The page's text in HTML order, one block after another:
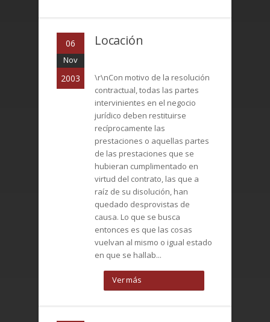
06
Nov
2003
Locación
\r\nCon motivo de la resolución
contractual, todas las partes
intervinientes en el negocio
jurídico deben restituirse
recíprocamente las
prestaciones o aquellas partes
de las prestaciones que se
hubieran cumplimentado en
virtud del contrato, las que a
raíz de su disolución, han
quedado desprovistas de
causa. Lo que se busca
entonces es que las cosas
vuelvan al mismo o igual estado
en que se hallab...
Ver más